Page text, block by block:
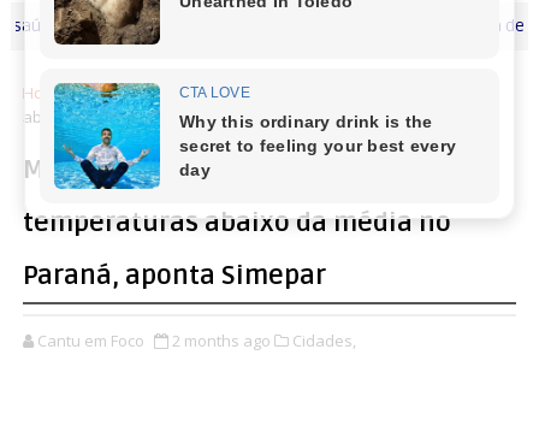
Virmond segue em movimento A cultura de Virmond
Home Cidades
Maio registrou chuvas acima e temperaturas
abaixo da média no Paraná, aponta Simepar
Maio registrou chuvas acima e
temperaturas abaixo da média no
Paraná, aponta Simepar
Cantu em Foco 2 months ago Cidades,